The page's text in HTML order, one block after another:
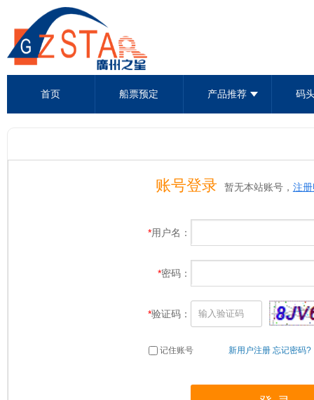
首页 船票预定 产品推荐 码
账号登录 暂无本站账号， 注
*用户名：
*密码：
*验证码：
记住账号 忘记密码?
新用户注册